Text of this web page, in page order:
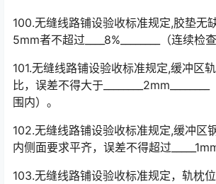
100.无缝线路铺设验收标准规定,胶垫无
5mm者不超过____8%________（连续检
101.无缝线路铺设验收标准规定,缓冲区
比，误差不得大于
围内）。
102.无缝线路铺设验收标准规定,缓冲区
内侧面要求平齐，误差不得超过
103.无缝线路铺设验收标准规定，轨枕